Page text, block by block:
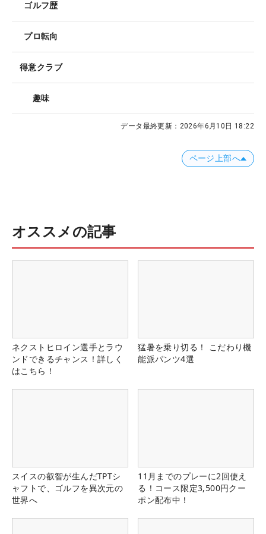
ゴルフ歴
プロ転向
得意クラブ
趣味
データ最終更新： 2026年6月10日 18:22
ページ上部へ
オススメの記事
ネクストヒロイン選手とラウ
ンドできるチャンス！詳しく
はこちら！
猛暑を乗り切る！ こだわり機
能派パンツ4選
スイスの叡智が生んだTPTシ
ャフトで、ゴルフを異次元の
世界へ
11月までのプレーに2回使え
る！コース限定3,500円クー
ポン配布中！